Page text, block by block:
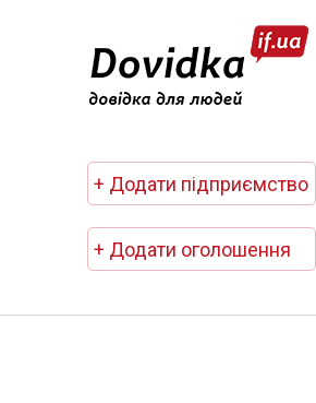
+ Додати підприємство
+ Додати оголошення